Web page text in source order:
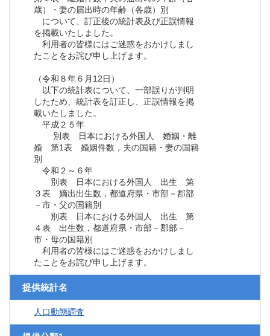
歳）・妻の届出時の年齢（各歳）別
について、訂正後の統計表及び正誤情報
を掲載いたしました。
利用者の皆様にはご迷惑をおかけしまし
たことをお詫び申し上げます。
（令和８年６月12日）
以下の統計表について、一部誤りが判明
したため、統計表を訂正し、正誤情報を掲
載いたしました。
平成２５年
別表 日本における外国人 婚姻・離
婚 第1表 婚姻件数，夫の国籍・妻の国籍
別
令和２～６年
別表 日本における外国人 出生 第
３表 嫡出出生数，都道府県・市部－郡部
－市・父の国籍別
別表 日本における外国人 出生 第
４表 出生数，都道府県・市部－郡部－
市・母の国籍別
利用者の皆様にはご迷惑をおかけしまし
たことをお詫び申し上げます。
提供統計名
人口動態調査